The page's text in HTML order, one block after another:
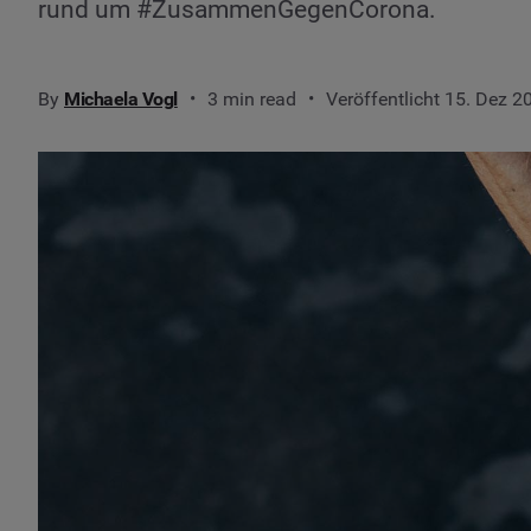
rund um #ZusammenGegenCorona.
By Michaela Vogl 3 min read Veröffentlicht 15. Dez